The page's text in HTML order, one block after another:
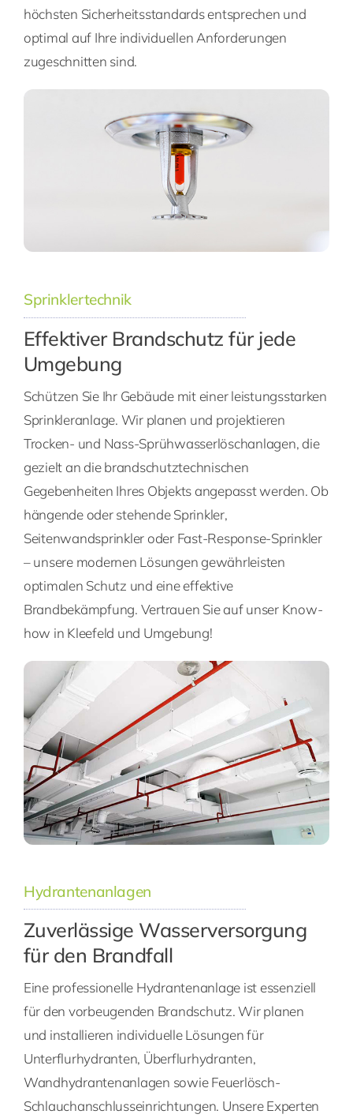
höchsten Sicherheitsstandards entsprechen und
optimal auf Ihre individuellen Anforderungen
zugeschnitten sind.
Sprinklertechnik
Effektiver Brandschutz für jede
Umgebung
Schützen Sie Ihr Gebäude mit einer leistungsstarken
Sprinkleranlage. Wir planen und projektieren
Trocken- und Nass-Sprühwasserlöschanlagen, die
gezielt an die brandschutztechnischen
Gegebenheiten Ihres Objekts angepasst werden. Ob
hängende oder stehende Sprinkler,
Seitenwandsprinkler oder Fast-Response-Sprinkler
– unsere modernen Lösungen gewährleisten
optimalen Schutz und eine effektive
Brandbekämpfung. Vertrauen Sie auf unser Know-
how in Kleefeld und Umgebung!
Hydrantenanlagen
Zuverlässige Wasserversorgung
für den Brandfall
Eine professionelle Hydrantenanlage ist essenziell
für den vorbeugenden Brandschutz. Wir planen
und installieren individuelle Lösungen für
Unterflurhydranten, Überflurhydranten,
Wandhydrantenanlagen sowie Feuerlösch-
Schlauchanschlusseinrichtungen. Unsere Experten